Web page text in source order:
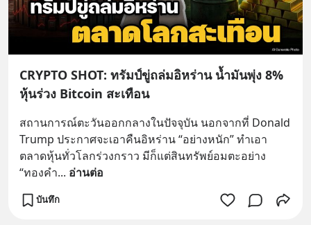
CRYPTO SHOT: ทรัมป์ขู่ถล่มอิหร่าน น้ำมันพุ่ง 8%
หุ้นร่วง Bitcoin สะเทือน
สถานการณ์ตะวันออกกลางในปัจจุบัน นอกจากที่ Donald
Trump ประกาศจะเอาคืนอิหร่าน “อย่างหนัก” ทำเอา
ตลาดหุ้นทั่วโลกร่วงกราว มีก็แต่สินทรัพย์อมตะอย่าง
“ทองคำ... อ่านต่อ
บันทึก